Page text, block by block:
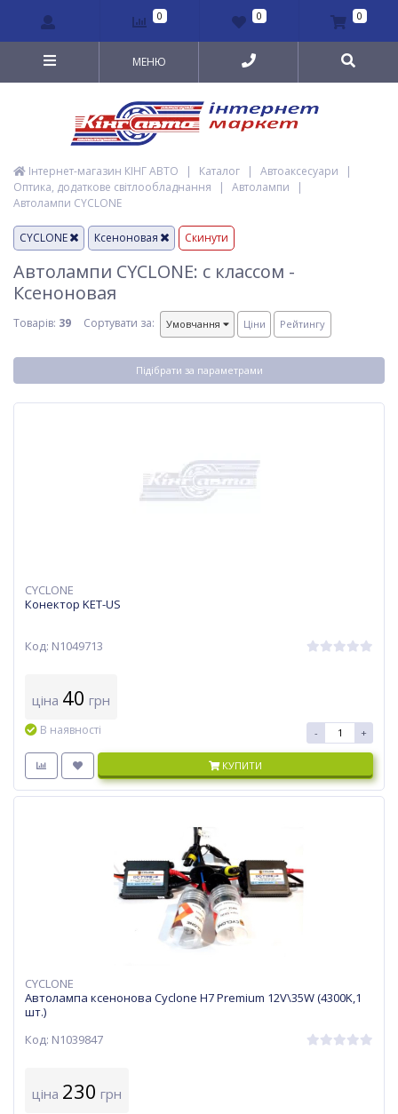
0 0 0
МЕНЮ
Інтернет-магазин КІНГ АВТО | Каталог | Автоаксесуари
|
Оптика, додаткове світлообладнання
| Автолампи
|
Автолампи CYCLONE
CYCLONE Ксеноновая Скинути
Автолампи CYCLONE: с классом -
Ксеноновая
Товарів: 39 Сортувати за: Умовчання Ціни Рейтингу
Підібрати за параметрами
CYCLONE
Конектор KET-US
Код: N1049713
ціна 40 грн
В наявності - +
КУПИТИ
CYCLONE
Автолампа ксенонова Cyclone H7 Premium 12V\35W (4300K,1
шт.)
Код: N1039847
ціна 230 грн